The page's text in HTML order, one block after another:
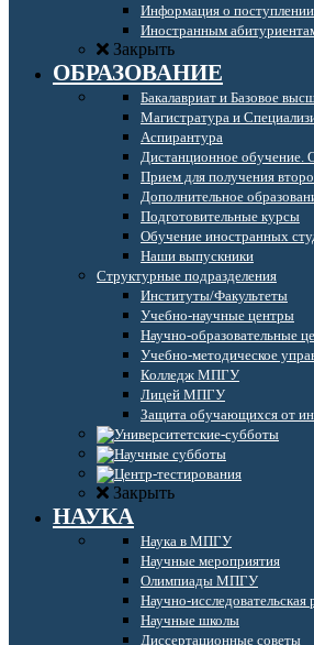
Информация о
Иностранным
Закрыть
ОБРАЗОВАНИЕ
Бакалавриат и Базовое
Магистратура и
Аспирантура
Дистанционное обучение.
Прием для получения
Дополнительное
Подготовительные курсы
Обучение иностранных
Наши выпускники
Структурные подразделения
Институты/Факультеты
Учебно-научные центры
Научно-образовательные
Учебно-методическое
Колледж МПГУ
Лицей МПГУ
Защита обучающихся от
Закрыть
НАУКА
Наука в МПГУ
Научные мероприятия
Олимпиады МПГУ
Научно-
Научные школы
Диссертационные советы